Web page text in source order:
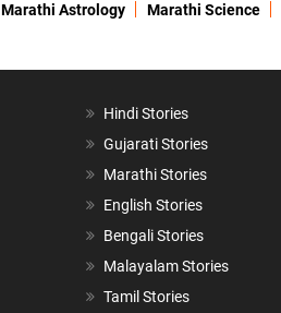
Marathi Astrology Marathi Science
Hindi Stories
Gujarati Stories
Marathi Stories
English Stories
Bengali Stories
Malayalam Stories
Tamil Stories